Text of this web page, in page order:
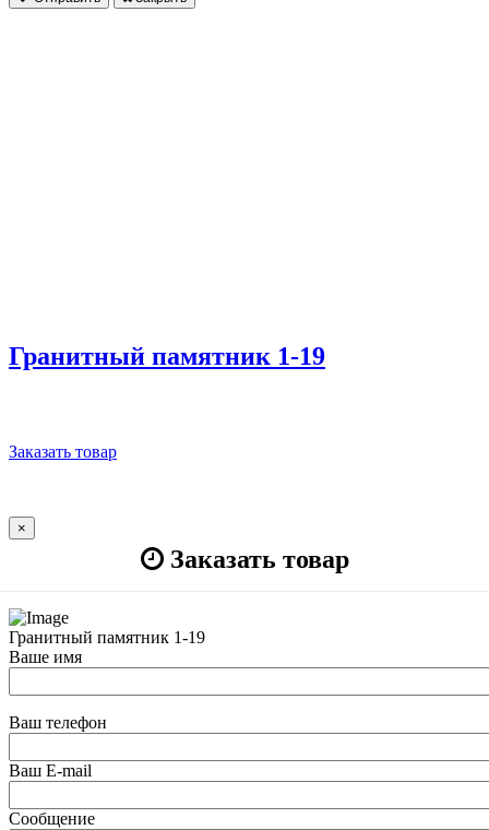
Гранитный памятник 1-19
Заказать товар
×
Заказать товар
Гранитный памятник 1-19
Ваше имя
Ваш телефон
Ваш E-mail
Сообщение